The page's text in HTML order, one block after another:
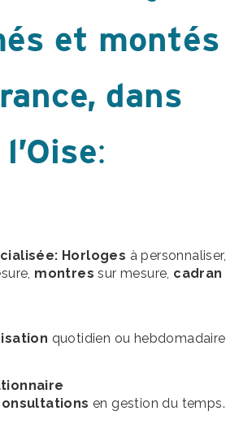
et montés
dans
l’Oise:
Horloges à personnaliser,
montressur mesure, cadran
quotidien ou hebdomadaire
en gestion du temps.